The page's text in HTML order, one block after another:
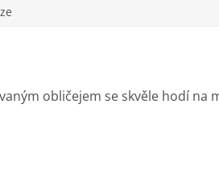
obličejem se skvěle hodí na